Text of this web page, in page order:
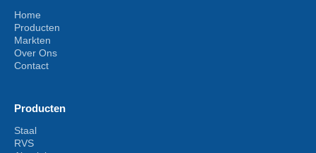
Home
Producten
Markten
Over Ons
Contact
Producten
Staal
RVS